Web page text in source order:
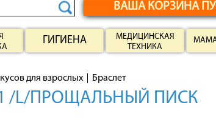
ВАША КОРЗИНА
ГИГИЕНА
МЕДИЦИНСКАЯ
ТЕХНИКА
для взрослых Браслет
/L/ПРОЩАЛЬНЫЙ ПИСК